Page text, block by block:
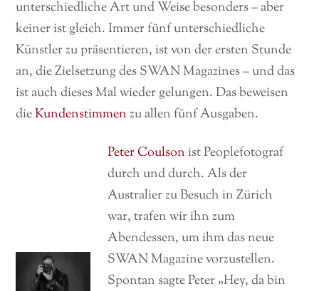
unterschiedliche Art und Weise besonders – aber
keiner ist gleich. Immer fünf unterschiedliche
Künstler zu präsentieren, ist von der ersten Stunde
an, die Zielsetzung des SWAN Magazines – und das
ist auch dieses Mal wieder gelungen. Das beweisen
dieKundenstimmenzu allen fünf Ausgaben.
Peter Coulson ist Peoplefotograf
durch und durch. Als der
Australier zu Besuch in Zürich
war, trafen wir ihn zum
Abendessen, um ihm das neue
SWAN Magazine vorzustellen.
Spontan sagte Peter „Hey, da bin